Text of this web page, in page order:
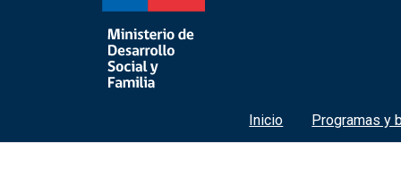
Inicio Programas y